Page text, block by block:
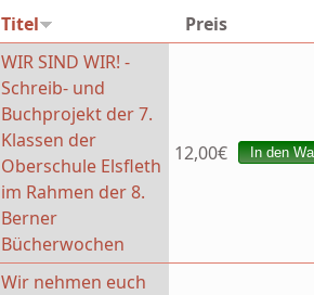
Titel Preis
WIR SIND WIR! -
Schreib- und
Buchprojekt der 7.
Klassen der
Oberschule Elsfleth
im Rahmen der 8.
Berner
Bücherwochen
12,00€
Wir nehmen euch